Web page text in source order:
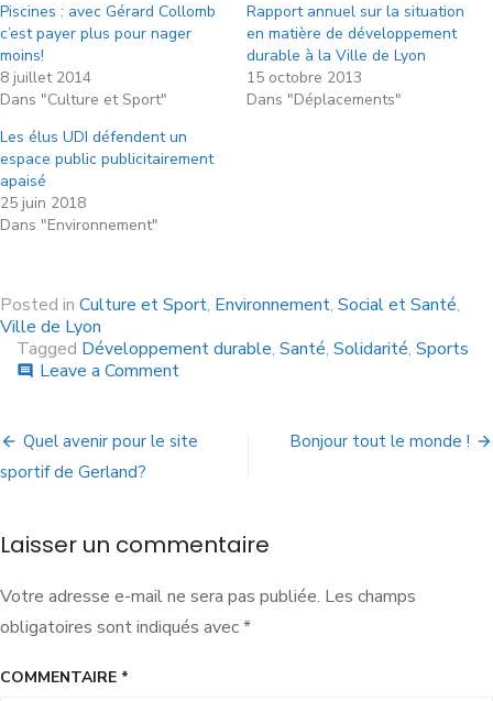
Piscines : avec Gérard Collomb
c’est payer plus pour nager
moins!
8 juillet 2014
Dans "Culture et Sport"
Rapport annuel sur la situation
en matière de développement
durable à la Ville de Lyon
15 octobre 2013
Dans "Déplacements"
Les élus UDI défendent un
espace public publicitairement
apaisé
25 juin 2018
Dans "Environnement"
Posted in Culture et Sport, Environnement, Social et Santé,
Ville de Lyon
Tagged Développement durable, Santé, Solidarité, Sports
comment Leave a Comment
Quel avenir pour le site
sportif de Gerland?
Bonjour tout le monde !
Laisser un commentaire
Votre adresse e-mail ne sera pas publiée. Les champs
obligatoires sont indiqués avec*
COMMENTAIRE *